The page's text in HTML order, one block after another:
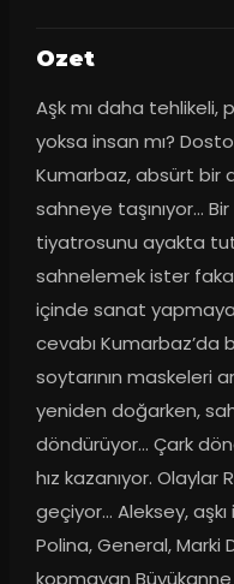
Ozet
Aşk mı daha tehlikeli,
yoksa insan mı?
Kumarbaz, absürt bir
sahneye taşınıyor…
tiyatrosunu ayakta
sahnelemek ister
içinde sanat yapmaya
cevabı Kumarbaz’da
soytarının maskeleri
yeniden doğarken,
döndürüyor… Çark
hız kazanıyor. Olaylar
geçiyor… Aleksey,
Polina, General,